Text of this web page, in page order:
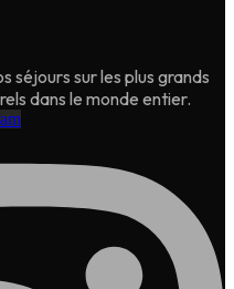
séjours sur les plus grands
dans le monde entier.